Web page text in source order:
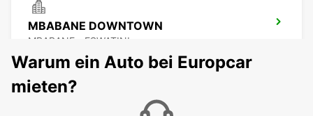
MBABANE DOWNTOWN
MBABANE - ESWATINI
Warum ein Auto bei Europcar
mieten?